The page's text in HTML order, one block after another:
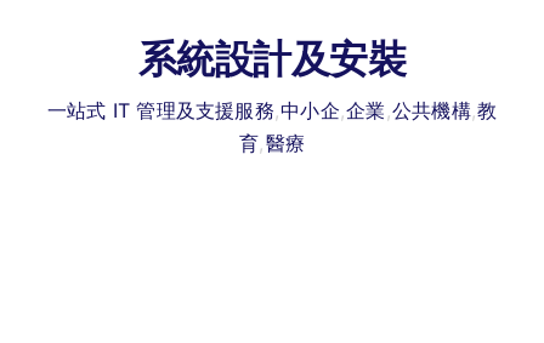
系統設計及安裝
一站式 IT 管理及支援服務,中小企,企業 ,公共機構,教
育,醫療